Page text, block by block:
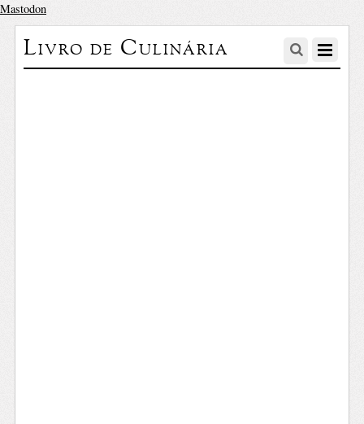
Mastodon
Livro de Culinária